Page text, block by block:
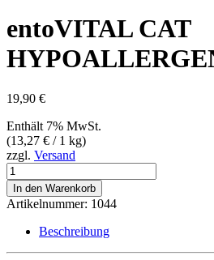
entoVITAL CAT
19,90 €
Enthält 7% MwSt.
(13,27 € / 1 kg)
zzgl. Versand
entoVITAL
CAT
HYPOALLERGENIC,
1,5
Menge
In den Warenkorb
Artikelnummer: 1044
Beschreibung